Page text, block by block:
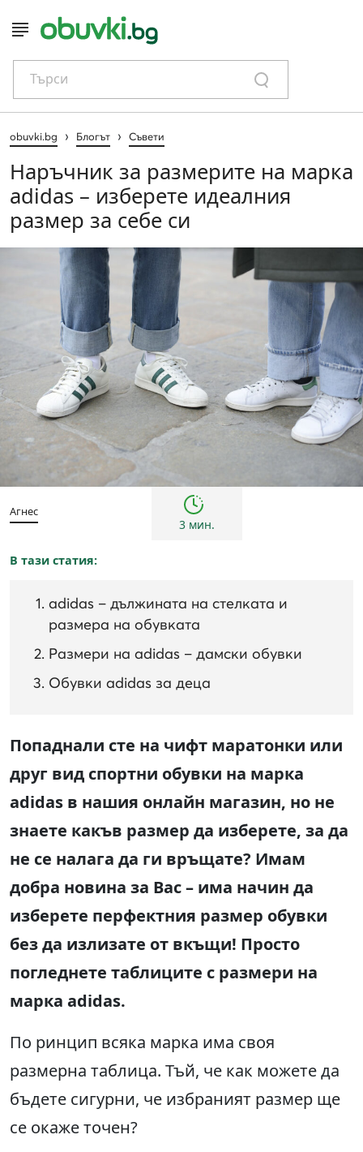
Търси
obuvki.bg › Блогът › Съвети
Наръчник за размерите на марка
adidas – изберете идеалния
размер за себе си
Агнес
3 мин.
В тази статия:
adidas – дължината на стелката и
размера на обувката
Размери на adidas – дамски обувки
Обувки adidas за деца
Попаднали сте на чифт маратонки или
друг вид спортни обувки на марка
adidas в нашия онлайн магазин, но не
знаете какъв размер да изберете, за да
не се налага да ги връщате? Имам
добра новина за Вас – има начин да
изберете перфектния размер обувки
без да излизате от вкъщи! Просто
погледнете таблиците с размери на
марка adidas.
По ринцип всяка марка има своя
размерна таблица. Тъй, че как можете да
бъдете сигурни, че избраният размер ще
се окаже точен?